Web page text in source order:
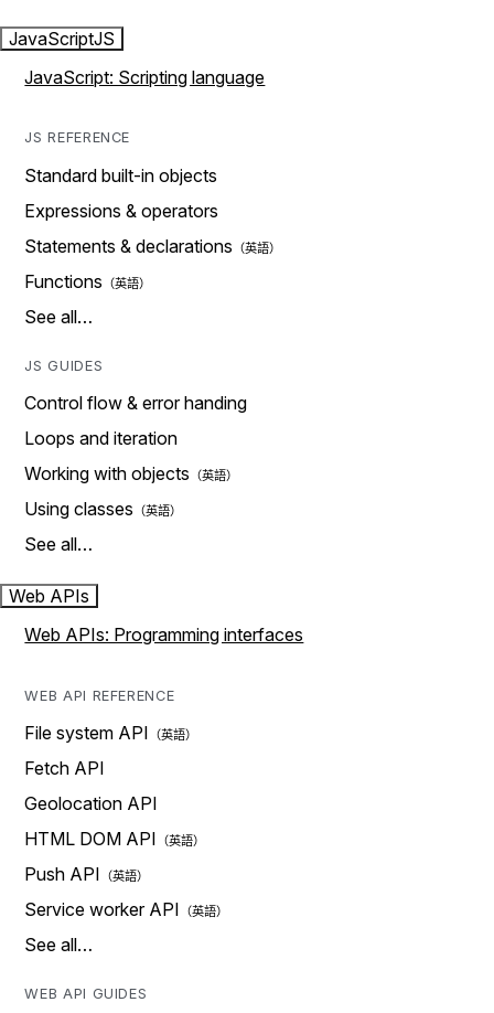
JavaScriptJS
JavaScript: Scripting language
JS REFERENCE
Standard built-in objects
Expressions & operators
Statements & declarations
Functions
See all…
JS GUIDES
Control flow & error handing
Loops and iteration
Working with objects
Using classes
See all…
Web APIs
Web APIs: Programming interfaces
WEB API REFERENCE
File system API
Fetch API
Geolocation API
HTML DOM API
Push API
Service worker API
See all…
WEB API GUIDES